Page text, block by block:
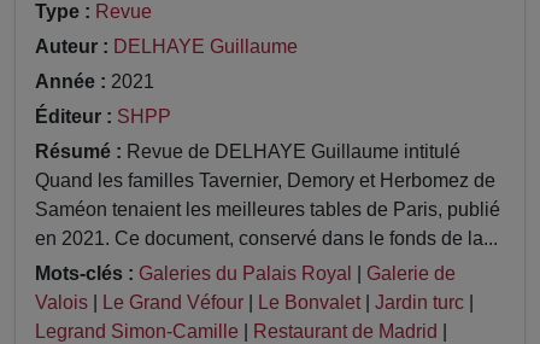
Type : Revue
Auteur : DELHAYE Guillaume
Année : 2021
Éditeur : SHPP
Résumé : Revue de DELHAYE Guillaume intitulé
Quand les familles Tavernier, Demory et Herbomez de
Saméon tenaient les meilleures tables de Paris, publié
en 2021. Ce document, conservé dans le fonds de la...
Mots-clés : Galeries du Palais Royal
Galerie de
Valois
Le Grand Véfour Le Bonvalet Jardin turc
Legrand Simon-Camille
Restaurant de Madrid